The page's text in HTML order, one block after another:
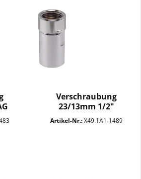
Verschraubung
23/13mm 1/2"
Überwurfmutter
Artikel-Nr.:X49.1A1-1489